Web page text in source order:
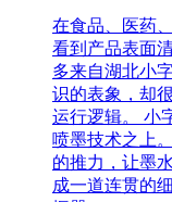
在食品、医药
看到产品表面
多来自湖北小
识的表象，却
运行逻辑。 小
喷墨技术之上
的推力，让墨
成一道连贯的